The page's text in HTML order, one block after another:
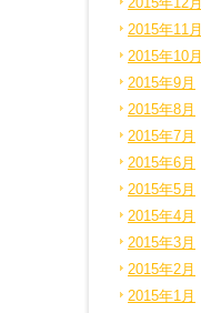
2015年11月
2015年10月
2015年9月
2015年8月
2015年7月
2015年6月
2015年5月
2015年4月
2015年3月
2015年2月
2015年1月